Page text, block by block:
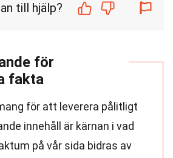
till hjälp?
för
fakta
för att leverera pålitligt
innehåll är kärnan i vad
på vår sida bidras av